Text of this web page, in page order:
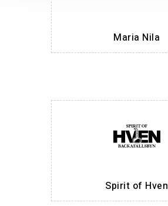
Maria Nila
Spirit of Hven